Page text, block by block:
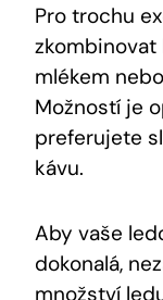
Pro trochu
zkombinovat
mlékem
Možností je
preferujete
kávu.
Aby vaše
dokonalá,
množství